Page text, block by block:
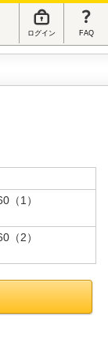
ログイン FAQ
（1）
（2）